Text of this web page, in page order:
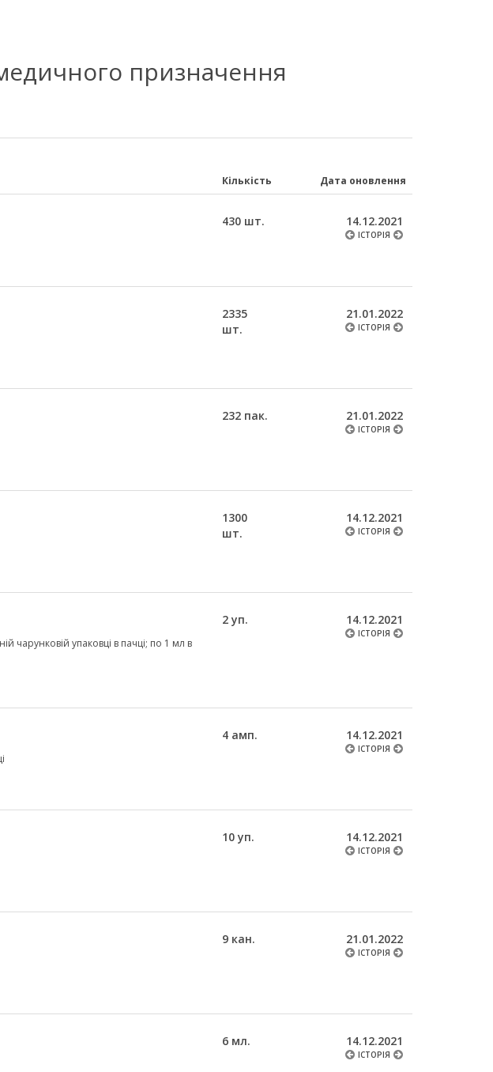
призначення
Кількість Дата оновлення
430 шт. 14.12.2021
ІСТОРІЯ
2335
шт.
21.01.2022
ІСТОРІЯ
232 пак. 21.01.2022
ІСТОРІЯ
1300
шт.
14.12.2021
ІСТОРІЯ
чарунковій упаковці в пачці; по 1 мл в
2 уп. 14.12.2021
ІСТОРІЯ
4 амп. 14.12.2021
ІСТОРІЯ
10 уп. 14.12.2021
ІСТОРІЯ
9 кан. 21.01.2022
ІСТОРІЯ
6 мл. 14.12.2021
ІСТОРІЯ